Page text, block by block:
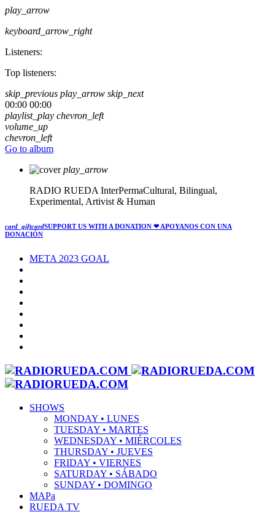
play_arrow
keyboard_arrow_right
Listeners:
Top listeners:
skip_previous play_arrow skip_next
00:00 00:00
playlist_play chevron_left
volume_up
chevron_left
Go to album
play_arrow
RADIO RUEDA InterPermaCultural, Bilingual,
Experimental, Artivist & Human
card_giftcardSUPPORT US WITH A DONATION ❤ APOYANOS CON UNA
DONACIÓN
META 2023 GOAL
SHOWS
MONDAY • LUNES
TUESDAY • MARTES
WEDNESDAY • MIÉRCOLES
THURSDAY • JUEVES
FRIDAY • VIERNES
SATURDAY • SÁBADO
SUNDAY • DOMINGO
MAPa
RUEDA TV